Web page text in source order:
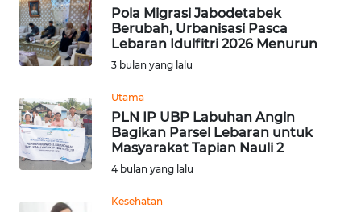
Pola Migrasi Jabodetabek
Berubah, Urbanisasi Pasca
Lebaran Idulfitri 2026 Menurun
3 bulan yang lalu
Utama
PLN IP UBP Labuhan Angin
Bagikan Parsel Lebaran untuk
Masyarakat Tapian Nauli 2
4 bulan yang lalu
Kesehatan
BERITA
KONTAK
KAMI
INFO
IKLAN
TENTANG